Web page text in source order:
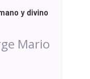
y divino
Mario